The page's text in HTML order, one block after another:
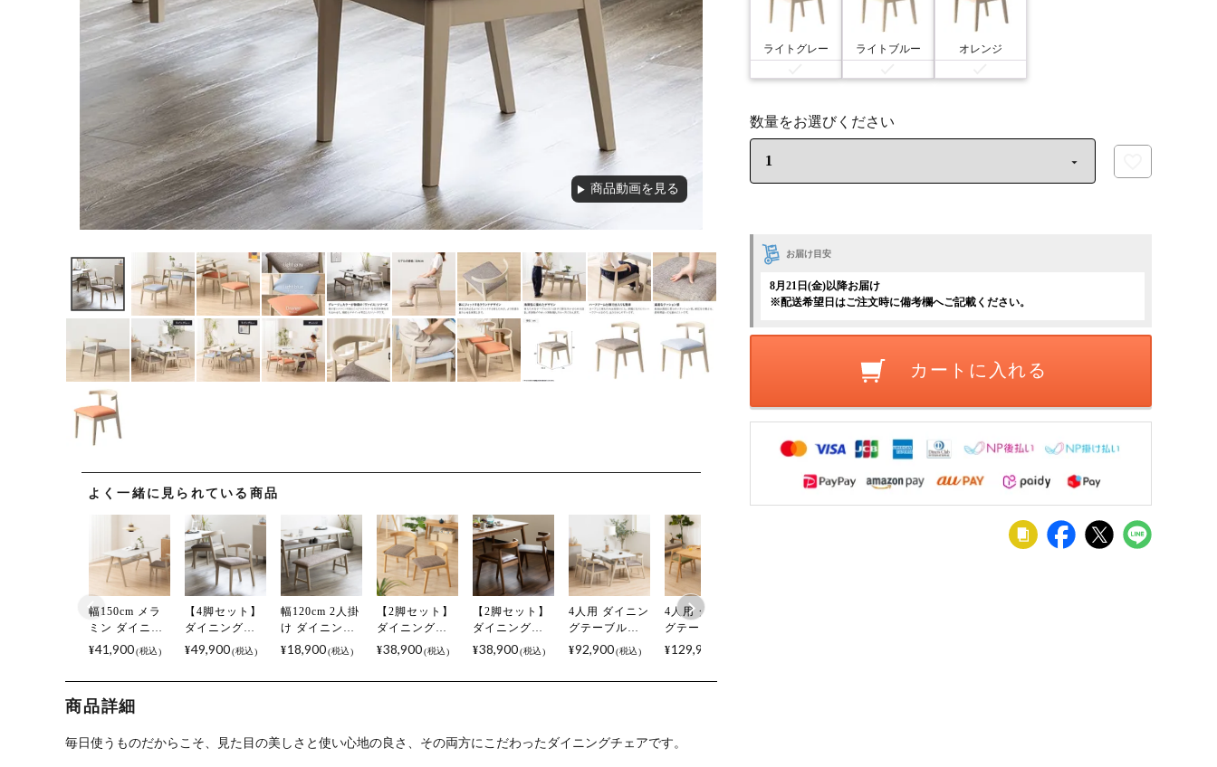
▶ 商品動画を見る
よく一緒に見られている商品
幅150cm メラ
ミン ダイニン
グテーブル
Vais モルタル
ダン テーブル
ル おしゃれ 4
¥41,900 税込
【4脚セット】
ダイニングチ
ェア Vais コン
パクト 椅子 布
椅子 おしゃれ
¥49,900 税込
幅120cm 2人掛
け ダイニング
ベンチ Vais 布
張り ベンチチ
チ おしゃれ シ
¥18,900 税込
【2脚セット】
ダイニングチ
ェア 木部ナチ
ュラル 木製 天
椅子 おしゃれ
¥38,900 税込
【2脚セット】
ダイニングチ
ェア 木部ブラ
ウン 木製 天然
子 おしゃれ シ
¥38,900 税込
4人用 ダイニン
グテーブルセ
ット 5点 Vais
メラミン テー
セット (幅
¥92,900 税込
4人用 ダイニン
グテーブルセ
ット 5点 天然
カフェ風 ナチ
¥129,900
商品詳細
毎日使うものだからこそ、見た目の美しさと使い心地の良さ、その両方にこだわったダイニングチェアです。
お届け目安
8月21日(金)以降お届け
※配送希望日はご注文時に備考欄へご記載ください。
ライトグレー ライトブルー オレンジ
カートに入れる